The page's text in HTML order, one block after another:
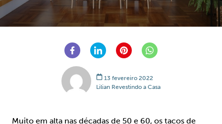
13 fevereiro 2022
Lilian Revestindo a Casa
Muito em alta nas décadas de 50 e 60, os tacos de